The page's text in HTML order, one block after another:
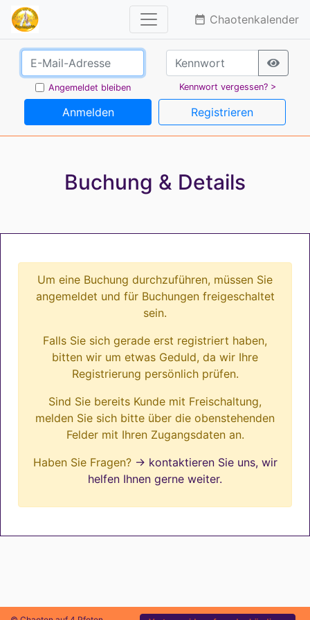
date_range Chaotenkalender
Angemeldet bleiben Kennwort vergessen? >
Anmelden Registrieren
Buchung & Details
Um eine Buchung durchzuführen, müssen Sie
angemeldet und für Buchungen freigeschaltet
sein.
Falls Sie sich gerade erst registriert haben,
bitten wir um etwas Geduld, da wir Ihre
Registrierung persönlich prüfen.
Sind Sie bereits Kunde mit Freischaltung,
melden Sie sich bitte über die obenstehenden
Felder mit Ihren Zugangsdaten an.
Haben Sie Fragen? → kontaktieren Sie uns, wir
helfen Ihnen gerne weiter.